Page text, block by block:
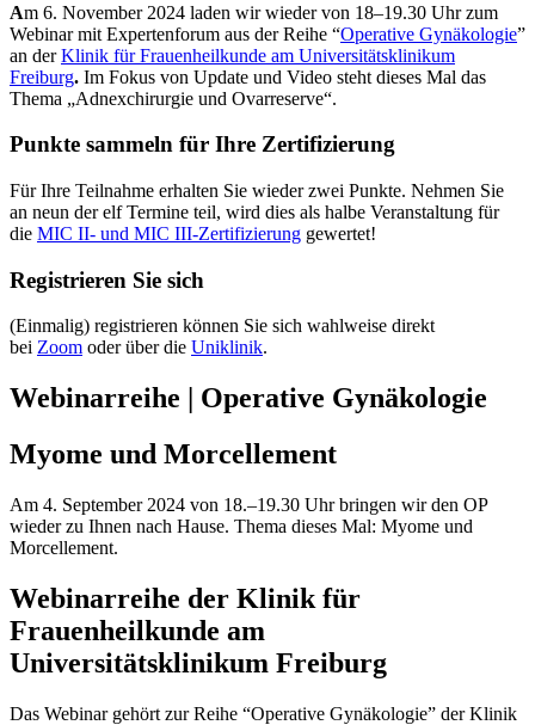
Am 6. November 2024 laden wir wieder von 18–19.30 Uhr zum
Webinar mit Expertenforum aus der Reihe “Operative Gynäkologie”
an derKlinik für Frauenheilkunde am Universitätsklinikum
Freiburg. Im Fokus von Update und Video steht dieses Mal das
Thema „Adnexchirurgie und Ovarreserve“.
Punkte sammeln für Ihre Zertifizierung
Für Ihre Teilnahme erhalten Sie wieder zwei Punkte. Nehmen Sie
an neun der elf Termine teil, wird dies als halbe Veranstaltung für
die MIC II- und MIC III-Zertifizierung gewertet!
Registrieren Sie sich
(Einmalig) registrieren können Sie sich wahlweise direkt
bei Zoom oder über die Uniklinik.
Webinarreihe | Operative Gynäkologie
Myome und Morcellement
Am 4. September 2024 von 18.–19.30 Uhr bringen wir den OP
wieder zu Ihnen nach Hause. Thema dieses Mal: Myome und
Morcellement.
Webinarreihe der Klinik für
Frauenheilkunde am
Universitätsklinikum Freiburg
Das Webinar gehört zur Reihe “Operative Gynäkologie” der Klinik